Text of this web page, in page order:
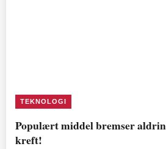
TEKNOLOGI
Populært middel bremser
kreft!